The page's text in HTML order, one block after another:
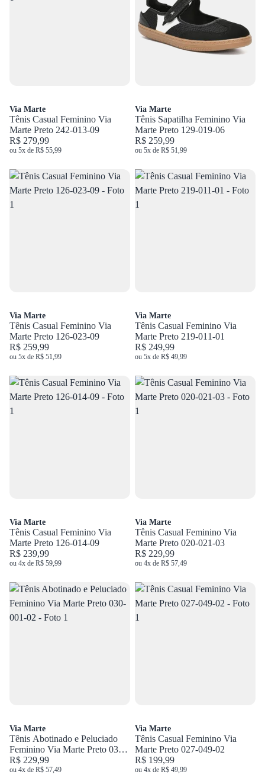
Via Marte
Tênis Casual Feminino Via
Marte Preto 242-013-09
R$ 279,99
ou 5x de R$ 55,99
Via Marte
Tênis Sapatilha Feminino Via
Marte Preto 129-019-06
R$ 259,99
ou 5x de R$ 51,99
Via Marte
Tênis Casual Feminino Via
Marte Preto 126-023-09
R$ 259,99
ou 5x de R$ 51,99
Via Marte
Tênis Casual Feminino Via
Marte Preto 219-011-01
R$ 249,99
ou 5x de R$ 49,99
Via Marte
Tênis Casual Feminino Via
Marte Preto 126-014-09
R$ 239,99
ou 4x de R$ 59,99
Via Marte
Tênis Casual Feminino Via
Marte Preto 020-021-03
R$ 229,99
ou 4x de R$ 57,49
Via Marte
Tênis Abotinado e Peluciado
Feminino Via Marte Preto 030-
001-02
R$ 229,99
ou 4x de R$ 57,49
Via Marte
Tênis Casual Feminino Via
Marte Preto 027-049-02
R$ 199,99
ou 4x de R$ 49,99